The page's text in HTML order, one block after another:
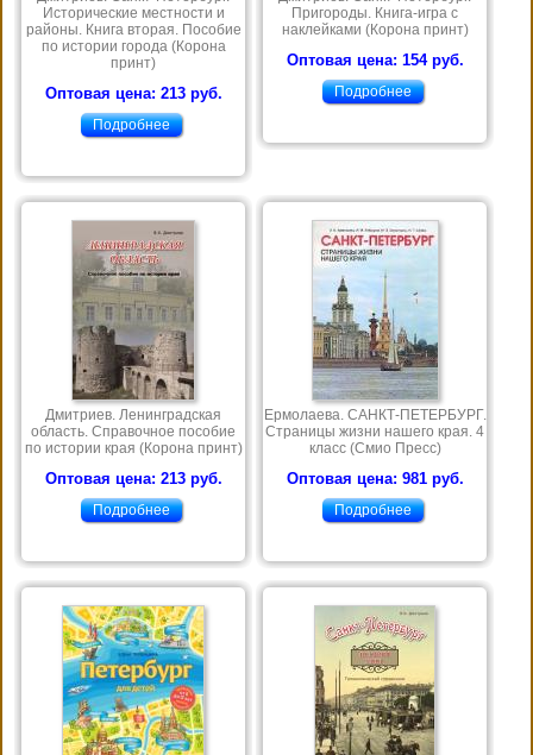
Исторические местности и
районы. Книга вторая. Пособие
по истории города (Корона
принт)
Оптовая цена: 213 руб.
Подробнее
Пригороды. Книга-игра с
наклейками (Корона принт)
Оптовая цена: 154 руб.
Подробнее
Дмитриев. Ленинградская
область. Справочное пособие
по истории края (Корона принт)
Оптовая цена: 213 руб.
Подробнее
Ермолаева. САНКТ-ПЕТЕРБУРГ.
Страницы жизни нашего края. 4
класс (Смио Пресс)
Оптовая цена: 981 руб.
Подробнее